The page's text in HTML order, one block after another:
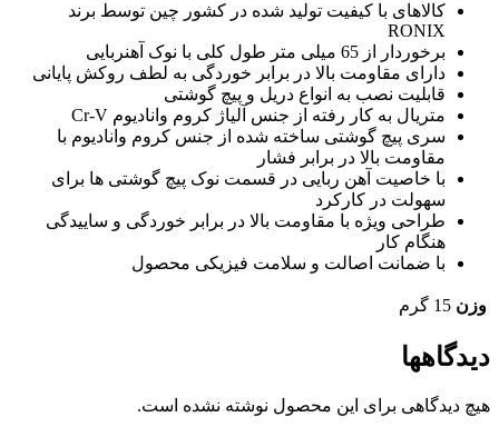
کالاهای با کیفیت تولید شده در کشور چین توسط برند
RONIX
برخوردار از 65 میلی متر طول کلی با نوک آهنربایی
دارای مقاومت بالا در برابر خوردگی به لطف روکش پایانی
قابلیت نصب به انواع دریل و پیچ گوشتی
متریال به کار رفته از جنس آلیاژ کروم وانادیوم Cr-V
سری پیچ گوشتی ساخته شده از جنس کروم وانادیوم با
مقاومت بالا در برابر فشار
با خاصیت آهن ربایی در قسمت نوک پیچ گوشتی ها برای
سهولت در کارکرد
طراحی ویژه با مقاومت بالا در برابر خوردگی و ساییدگی
هنگام کار
با ضمانت اصالت و سلامت فیزیکی محصول
وزن 15 گرم
دیدگاهها
هیچ دیدگاهی برای این محصول نوشته نشده است.